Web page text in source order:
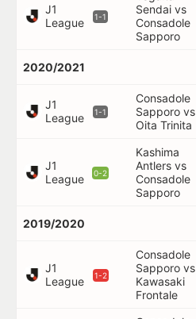
J1
League
1-1
Sendai vs
Consadole
Sapporo
2020/2021
J1
League
1-1
Consadole
Sapporo vs
Oita Trinita
J1
League
0-2
Kashima
Antlers vs
Consadole
Sapporo
2019/2020
J1
League
1-2
Consadole
Sapporo vs
Kawasaki
Frontale